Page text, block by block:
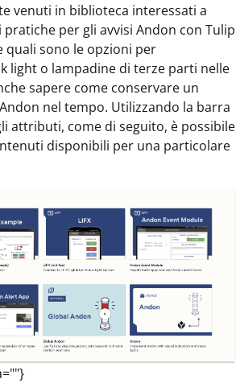
venuti in biblioteca interessati a
per gli avvisi Andon con Tulip
quali sono le opzioni per
light o lampadine di terze parti nelle
sapere come conservare un
nel tempo. Utilizzando la barra
attributi, come di seguito, è possibile
disponibili per una particolare